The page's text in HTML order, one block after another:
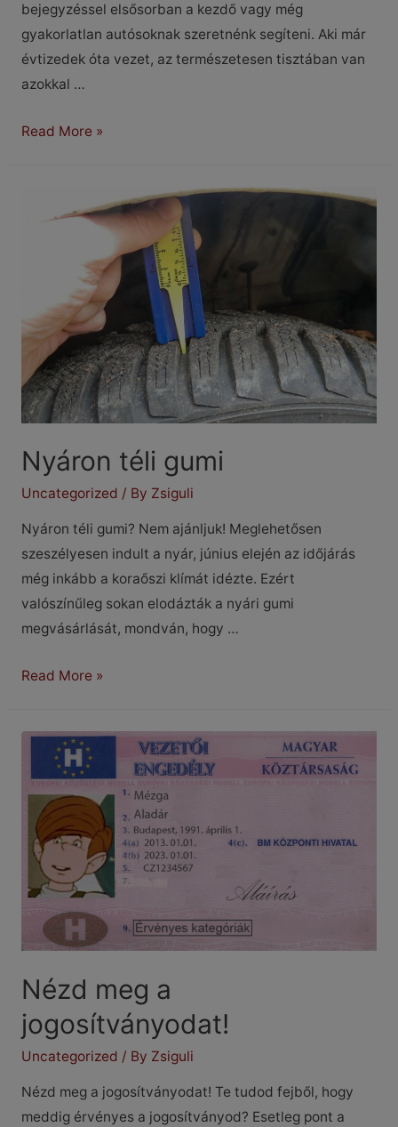
bejegyzéssel elsősorban a kezdő vagy még
gyakorlatlan autósoknak szeretnénk segíteni. Aki már
évtizedek óta vezet, az természetesen tisztában van
azokkal …
5
autós
Read More »
Nyáron téli gumi
Uncategorized / By Zsiguli
Nyáron téli gumi? Nem ajánljuk! Meglehetősen
szeszélyesen indult a nyár, június elején az időjárás
még inkább a koraőszi klímát idézte. Ezért
valószínűleg sokan elodázták a nyári gumi
megvásárlását, mondván, hogy …
Nyáron
Read More »
Nézd meg a
jogosítványodat!
Uncategorized / By Zsiguli
Nézd meg a jogosítványodat! Te tudod fejből, hogy
meddig érvényes a jogosítványod? Esetleg pont a